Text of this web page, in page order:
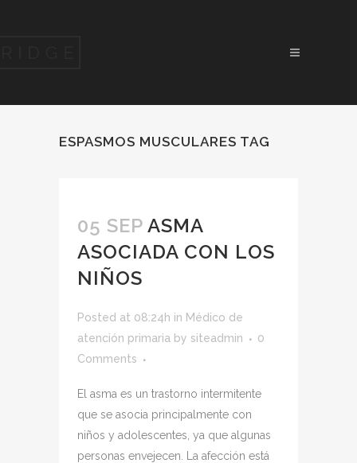
ESPASMOS MUSCULARES TAG
05 SEP ASMA
ASOCIADA CON LOS
NIÑOS
Posted at 08:24h in Médico de
atención primaria by siteadmin
0
Comments
El asma es un trastorno intermitente
que se asocia principalmente con
niños y adolescentes, ya que algunas
personas envejecen. La afección está